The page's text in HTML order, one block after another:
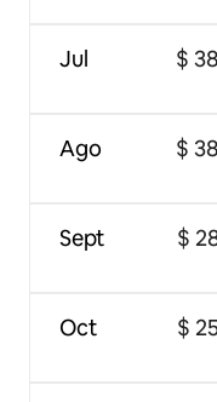
Jul
Ago
Sept
Oct
$
$
$
$